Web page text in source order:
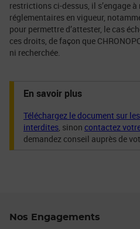
restrictions ci-dessus, il s’engage
réglementaires en vigueur,
pour permettre d’attester, le cas
ces droits, de façon que
ni recherchée.
En savoir plus
Téléchargez le document sur
interdites , sinon contactez
demandez conseil auprès de
Nos Engagements